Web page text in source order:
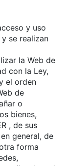
y uso
se realizan
la Web de
con la Ley,
el orden
de
o
bienes,
, de sus
general, de
forma